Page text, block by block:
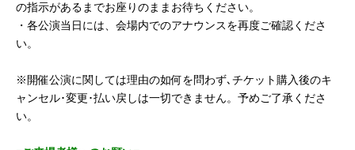
の指示があるまでお座りのままお待ちください。
・各公演当日には、会場内でのアナウンスを再度ご確認くださ
い。
※開催公演に関しては理由の如何を問わず､チケット購入後のキ
ャンセル･変更･払い戻しは一切できません。予めご了承くださ
い。